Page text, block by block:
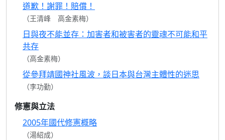
道歉！謝罪！賠償！
（王清峰 高金素梅）
日與夜不能並存：加害者和被害者的靈魂不可能和平
共存
（高金素梅）
從參拜靖國神社風波，談日本與台灣主體性的迷思
（李功勤）
修憲與立法
2005年國代修憲概略
（湯紹成）